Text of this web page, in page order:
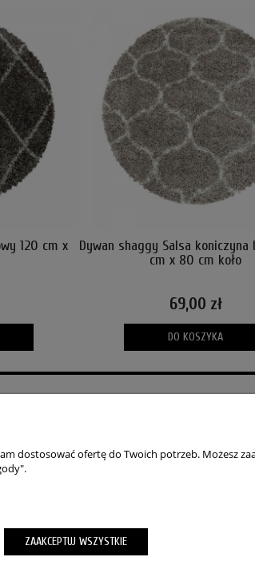
120 cm x
Dywan shaggy Salsa koniczyna
cm x 80 cm koło
69,00 zł
DO KOSZYKA
realizacji zamówienia
Blog
internetowy Shoper Premium
dostosować ofertę do Twoich potrzeb. Możesz
ZAAKCEPTUJ WSZYSTKIE